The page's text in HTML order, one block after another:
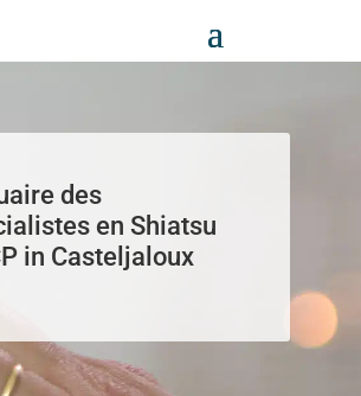
des
en Shiatsu
in Casteljaloux